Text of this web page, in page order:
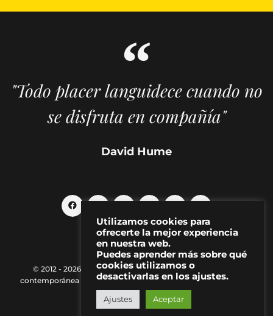
"Todo placer languidece cuando no
se disfruta en compañía"
David Hume
© 2012 - 2026 MAKMA | Revista de artes visuales y cultura
contemporánea |
Política de Privacidad| Aviso Legal|Contacto
Utilizamos cookies para
ofrecerte la mejor experiencia
en nuestra web.
Puedes aprender más sobre qué
cookies utilizamos o
desactivarlas en los ajustes.
Ajustes Aceptar